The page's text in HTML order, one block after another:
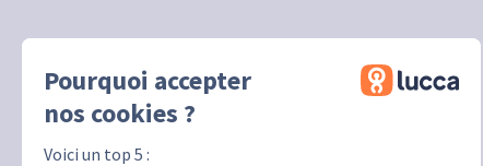
Pourquoi accepter
nos cookies ?
Voici un top 5 :